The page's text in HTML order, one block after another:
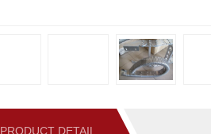
DETAIL